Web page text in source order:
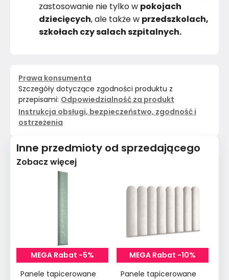
zastosowanie nie tylko w pokojach
dziecięcych, ale także w przedszkolach,
szkołach czy salach szpitalnych.
Prawa konsumenta
Szczegóły dotyczące zgodności produktu z
przepisami: Odpowiedzialność za produkt
Instrukcja obsługi, bezpieczeństwo, zgodność i
ostrzeżenia
Inne przedmioty od sprzedającego
Zobacz więcej
MEGA Rabat -5%
Panele tapicerowane
MEGA Rabat -10%
Panele tapicerowane